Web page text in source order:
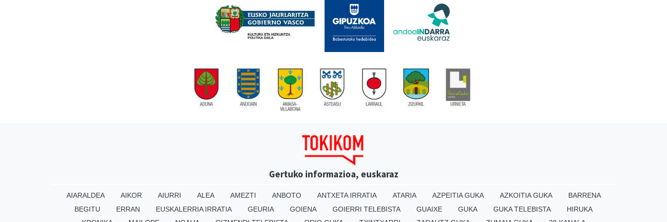
Gertuko informazioa, euskaraz
AIARALDEA AIKOR AIURRI ALEA AMEZTI ANBOTO ANTXETA IRRATIA ATARIA AZPEITIA GUKA AZKOITIA GUKA
BARRENA
BEGITU
ERRAN EUSKALERRIA IRRATIA GEURIA GOIENA GOIERRI TELEBISTA GUAIXE GUKA GUKA TELEBISTA
HIRUKA